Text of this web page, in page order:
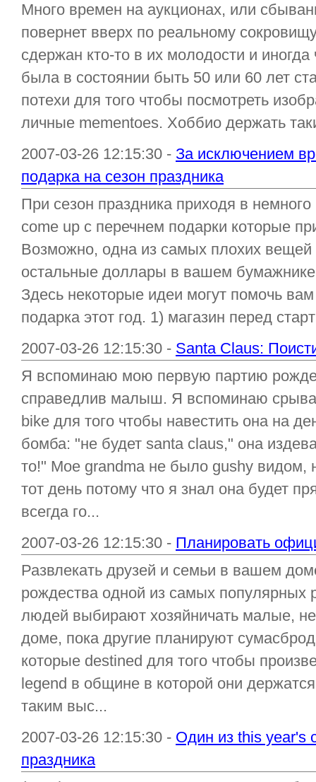
Много времен на аукционах, или
повернет вверх по реальному
сдержан кто-то в их молодости и
была в состоянии быть 50 или 60 лет
потехи для того чтобы посмотреть
личные mementoes. Хоббио держать
2007-03-26 12:15:30 - За исключением
подарка на сезон праздника
При сезон праздника приходя в
come up с перечнем подарки которые
Возможно, одна из самых плохих вещей
остальные доллары в вашем бумажнике
Здесь некоторые идеи могут помочь
подарка этот год. 1) магазин перед
2007-03-26 12:15:30 - Santa Claus:
Я вспоминаю мою первую партию
справедлив малыш. Я вспоминаю
bike для того чтобы навестить она на
бомба: "не будет santa claus," она
то!" Мое grandma не было gushy видом,
тот день потому что я знал она будет
всегда го...
2007-03-26 12:15:30 - Планировать
Развлекать друзей и семьи в вашем
рождества одной из самых популярных
людей выбирают хозяйничать малые,
доме, пока другие планируют
которые destined для того чтобы
legend в общине в которой они
таким выс...
2007-03-26 12:15:30 - Один из this year's
праздника